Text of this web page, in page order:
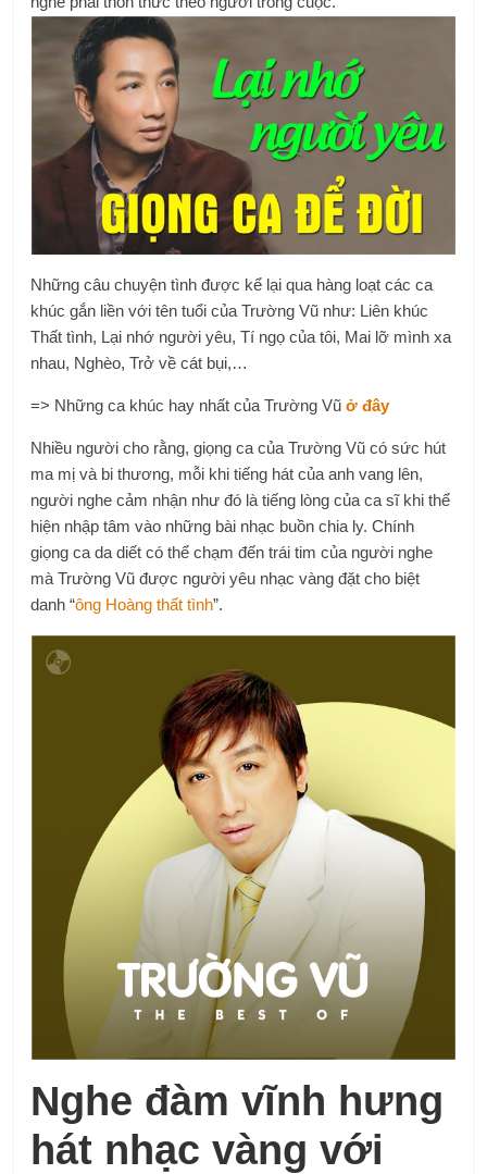
Những câu chuyện tình được kể lại qua hàng loạt các ca
khúc gắn liền với tên tuổi của Trường Vũ như: Liên khúc
Thất tình, Lại nhớ người yêu, Tí ngọ của tôi, Mai lỡ mình xa
nhau, Nghèo, Trở về cát bụi,…
=> Những ca khúc hay nhất của Trường Vũở đây
Nhiều người cho rằng, giọng ca của Trường Vũ có sức hút
ma mị và bi thương, mỗi khi tiếng hát của anh vang lên,
người nghe cảm nhận như đó là tiếng lòng của ca sĩ khi thể
hiện nhập tâm vào những bài nhạc buồn chia ly. Chính
giọng ca da diết có thể chạm đến trái tim của người nghe
mà Trường Vũ được người yêu nhạc vàng đặt cho biệt
danh “ông Hoàng thất tình”.
Nghe đàm vĩnh hưng
hát nhạc vàng với